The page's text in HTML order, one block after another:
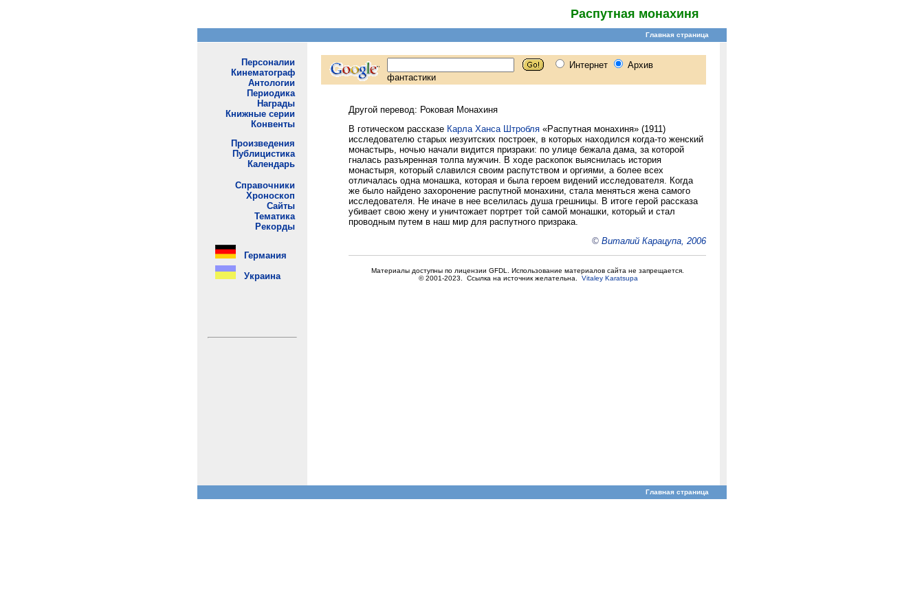
Распутная монахиня
Другой перевод: Роковая Монахиня
В готическом рассказе Карла Ханса Штробля «Распутная монахиня» (1911)
исследователю старых иезуитских построек, в которых находился когда-то женский
монастырь, ночью начали видится призраки: по улице бежала дама, за которой
гналась разъяренная толпа мужчин. В ходе раскопок выяснилась история
монастыря, который славился своим распутством и оргиями, а более всех
отличалась одна монашка, которая и была героем видений исследователя. Когда
же было найдено захоронение распутной монахини, стала меняться жена самого
исследователя. Не иначе в нее вселилась душа грешницы. В итоге герой рассказа
убивает свою жену и уничтожает портрет той самой монашки, который и стал
проводным путем в наш мир для распутного призрака.
© Виталий Карацупа, 2006